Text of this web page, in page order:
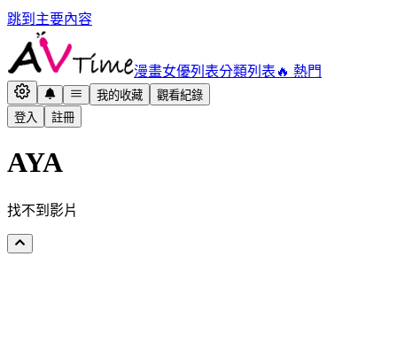
跳到主要內容
漫畫女優列表分類列表 🔥 熱門
我的收藏
觀看紀錄
登入
註冊
AYA
找不到影片